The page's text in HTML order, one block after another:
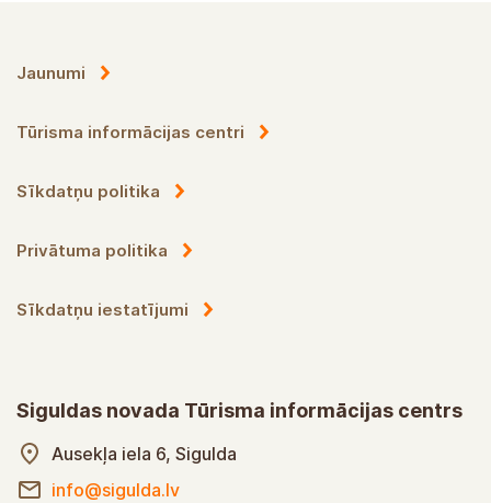
Jaunumi
Tūrisma informācijas centri
Sīkdatņu politika
Privātuma politika
Sīkdatņu iestatījumi
Siguldas novada Tūrisma informācijas centrs
Ausekļa iela 6, Sigulda
info@sigulda.lv